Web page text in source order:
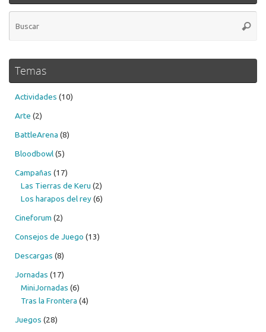
Temas
Actividades (10)
Arte (2)
BattleArena (8)
Bloodbowl(5)
Campañas (17)
Las Tierras de Keru (2)
Los harapos del rey(6)
Cineforum (2)
Consejos de Juego (13)
Descargas (8)
Jornadas (17)
MiniJornadas (6)
Tras la Frontera (4)
Juegos (28)